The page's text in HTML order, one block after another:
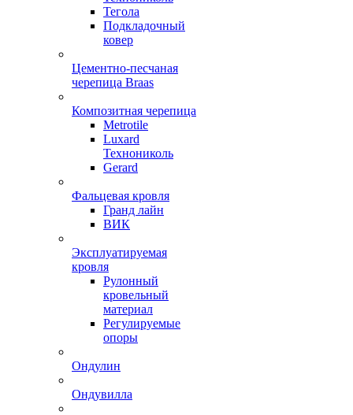
Тегола
Подкладочный
ковер
Цементно-песчаная
черепица Braas
Композитная черепица
Metrotile
Luxard
Технониколь
Gerard
Фальцевая кровля
Гранд лайн
ВИК
Эксплуатируемая
кровля
Рулонный
кровельный
материал
Регулируемые
опоры
Ондулин
Ондувилла